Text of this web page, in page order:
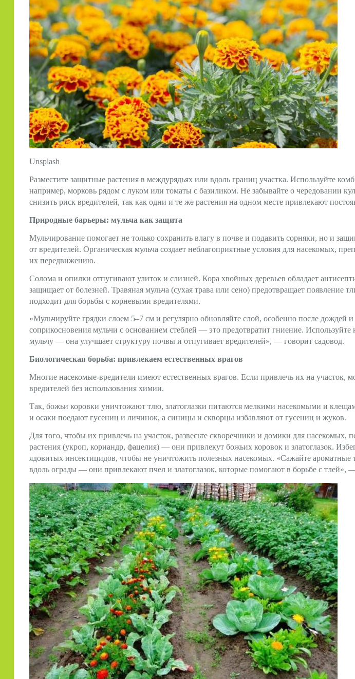
Unsplash
Разместите защитные растения в междурядьях или вдоль границ участка. Используйте
например, морковь рядом с луком или томаты с базиликом. Не забывайте о чередовании
снизить риск вредителей, так как одни и те же растения на одном месте привлекают
Природные барьеры: мульча как защита
Мульчирование помогает не только сохранить влагу в почве и подавить сорняки, но и
от вредителей. Органическая мульча создает неблагоприятные условия для насекомых,
их передвижению.
Солома и опилки отпугивают улиток и слизней. Кора хвойных деревьев обладает
защищает от болезней. Травяная мульча (сухая трава или сено) предотвращает появление
подходит для борьбы с корневыми вредителями.
«Мульчируйте грядки слоем 5–7 см и регулярно обновляйте слой, особенно после дождей
соприкосновения мульчи с основанием стеблей — это предотвратит гниение.
мульчу — она улучшает структуру почвы и отпугивает вредителей», — говорит садовод.
Биологическая борьба: привлекаем естественных врагов
Многие насекомые-вредители имеют естественных врагов. Если привлечь их на участок,
вредителей без использования химии.
Так, божьи коровки уничтожают тлю, златоглазки питаются мелкими насекомыми и
и осаки поедают гусениц и личинок, а синицы и скворцы избавляют от гусениц и жуков.
Для того, чтобы их привлечь на участок, развесьте скворечники и домики для насекомых,
растения (укроп, кориандр, фацелия) — они привлекут божьих коровок и златоглазок.
ядовитых инсектицидов, чтобы не уничтожить полезных насекомых. «Сажайте ароматные
вдоль ограды — они привлекают пчел и златоглазок, которые помогают в борьбе с тлей», —